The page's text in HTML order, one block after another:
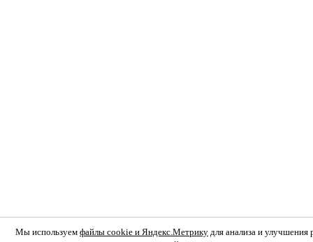
Мы используем файлы cookie и Яндекс.Метрику для анализа и улучшения